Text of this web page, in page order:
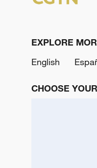
EXPLORE
English
CHOOSE